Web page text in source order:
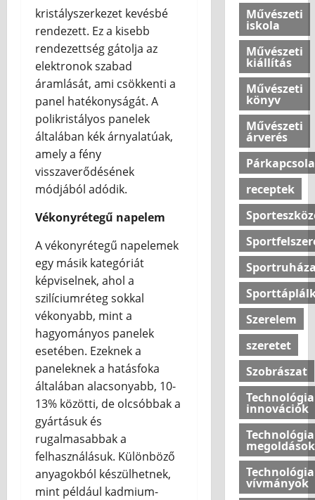
kristályszerkezet kevésbé
rendezett. Ez a kisebb
rendezettség gátolja az
elektronok szabad
áramlását, ami csökkenti a
panel hatékonyságát. A
polikristályos panelek
általában kék árnyalatúak,
amely a fény
visszaverődésének
módjából adódik.
Vékonyrétegű napelem
A vékonyrétegű napelemek
egy másik kategóriát
képviselnek, ahol a
szilíciumréteg sokkal
vékonyabb, mint a
hagyományos panelek
esetében. Ezeknek a
paneleknek a hatásfoka
általában alacsonyabb, 10-
13% közötti, de olcsóbbak a
gyártásuk és
rugalmasabbak a
felhasználásuk. Különböző
anyagokból készülhetnek,
mint például kadmium-
j
é
l
l
o
v
a
s
a
b
a
?
Művészeti
iskola
Művészeti
kiállítás
Művészeti
könyv
Művészeti
árverés
receptek
Szerelem
szeretet
Szobrászat
innovációk
megoldások
vívmányok